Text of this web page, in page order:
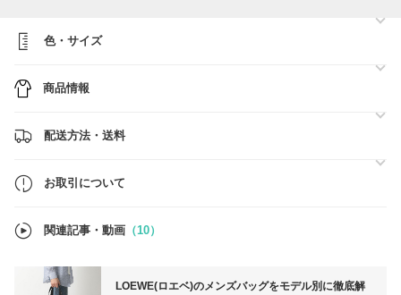
https://www.buyma.com/r/Touha%20shop/?stocks=instock
♡Touha Shop 人気アイテムランキング♡
https://www.buyma.com/r/-B10422742O1/
◇大切なおしらせ◇
◆また、国内発送で、関税負担は一切ございません。
◆国内で丁寧に梱包し、追跡付きの配送方法で発送させていただきま
◆購入時は必ず在庫確認のご連絡をお願いいたします。
色・サイズ
商品情報
配送方法・送料
お取引について
関連記事・動画 （10）
LOEWE(ロエベ)のメンズバッグをモデル別に徹底解